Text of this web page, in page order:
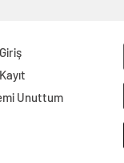
Unuttum